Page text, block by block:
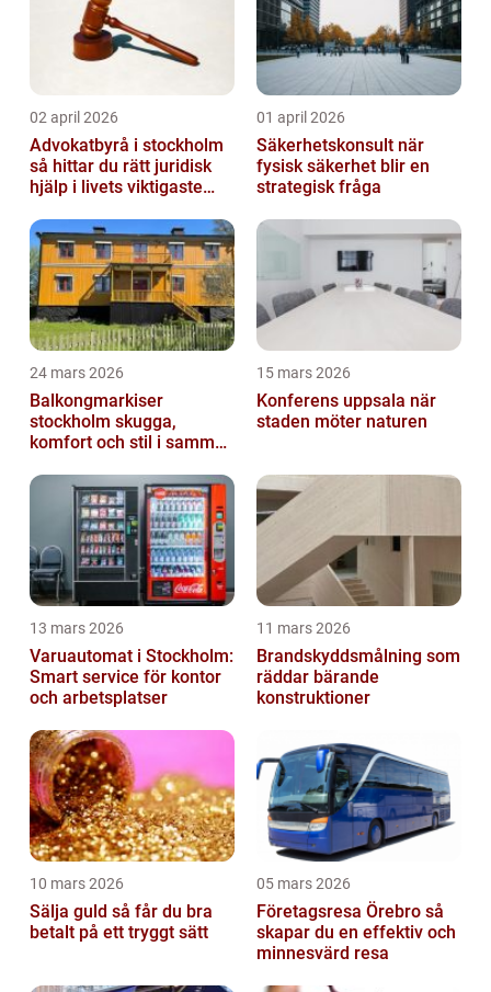
02 april 2026
Advokatbyrå i stockholm
så hittar du rätt juridisk
hjälp i livets viktigaste
01 april 2026
Säkerhetskonsult när
fysisk säkerhet blir en
strategisk fråga
24 mars 2026
Balkongmarkiser
stockholm skugga,
komfort och stil i samma
15 mars 2026
Konferens uppsala när
staden möter naturen
13 mars 2026
Varuautomat i Stockholm:
Smart service för kontor
och arbetsplatser
11 mars 2026
Brandskyddsmålning som
räddar bärande
konstruktioner
10 mars 2026
Sälja guld så får du bra
betalt på ett tryggt sätt
05 mars 2026
Företagsresa Örebro så
skapar du en effektiv och
minnesvärd resa